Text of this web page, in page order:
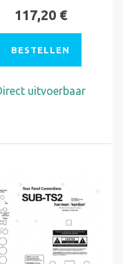
117,20 €
BESTELLEN
uitvoerbaar